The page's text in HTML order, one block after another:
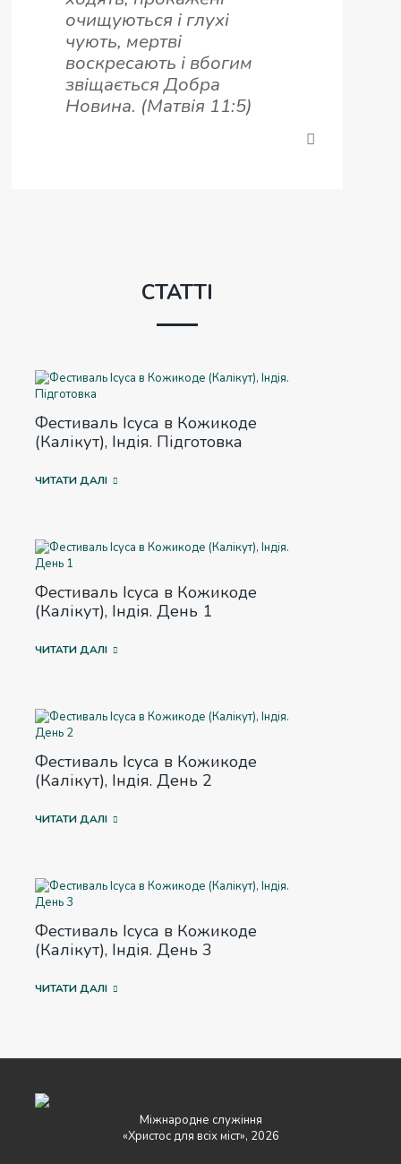
очищуються і глухі
чують, мертві
воскресають і вбогим
звіщається Добра
Новина. (Матвія 11:5)
СТАТТІ
Фестиваль Ісуса в Кожикоде
(Калікут), Індія. Підготовка
ЧИТАТИ ДАЛІ
Фестиваль Ісуса в Кожикоде
(Калікут), Індія. День 1
ЧИТАТИ ДАЛІ
Фестиваль Ісуса в Кожикоде
(Калікут), Індія. День 2
ЧИТАТИ ДАЛІ
Фестиваль Ісуса в Кожикоде
(Калікут), Індія. День 3
ЧИТАТИ ДАЛІ
Міжнародне служіння
«Христос для всіх міст», 2026